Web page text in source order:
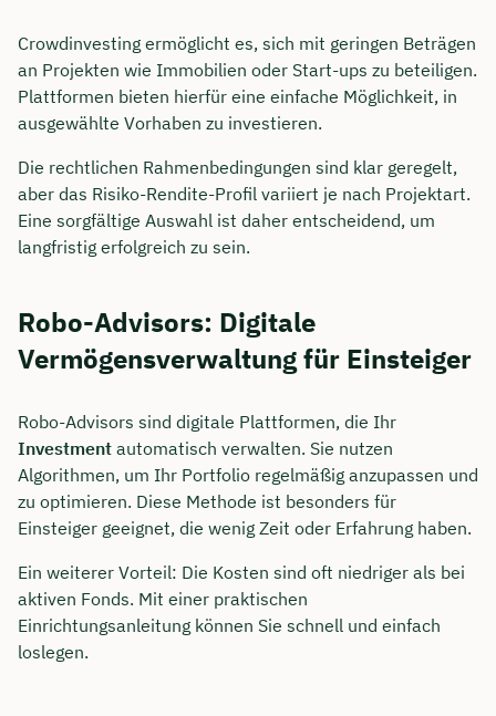
Crowdinvesting ermöglicht es, sich mit geringen Beträgen
an Projekten wie Immobilien oder Start-ups zu beteiligen.
Plattformen bieten hierfür eine einfache Möglichkeit, in
ausgewählte Vorhaben zu investieren.
Die rechtlichen Rahmenbedingungen sind klar geregelt,
aber das Risiko-Rendite-Profil variiert je nach Projektart.
Eine sorgfältige Auswahl ist daher entscheidend, um
langfristig erfolgreich zu sein.
Robo-Advisors: Digitale
Vermögensverwaltung für Einsteiger
Robo-Advisors sind digitale Plattformen, die Ihr
Investment automatisch verwalten. Sie nutzen
Algorithmen, um Ihr Portfolio regelmäßig anzupassen und
zu optimieren. Diese Methode ist besonders für
Einsteiger geeignet, die wenig Zeit oder Erfahrung haben.
Ein weiterer Vorteil: Die Kosten sind oft niedriger als bei
aktiven Fonds. Mit einer praktischen
Einrichtungsanleitung können Sie schnell und einfach
loslegen.